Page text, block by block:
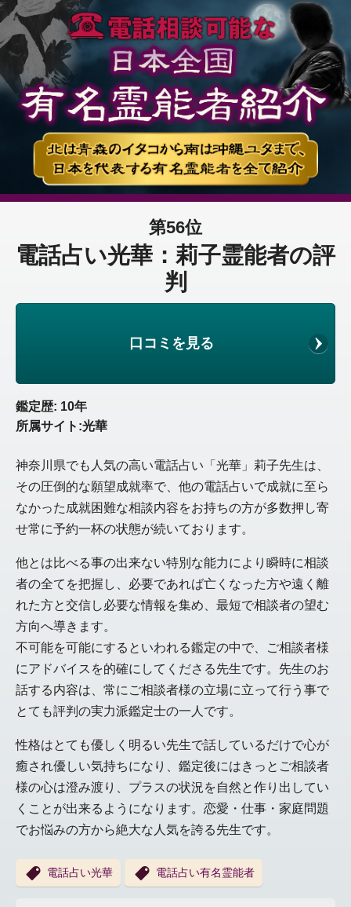
第56位
電話占い光華：莉子霊能者の評
判
口コミを見る
鑑定歴: 10年
所属サイト:光華
神奈川県でも人気の高い電話占い「光華」莉子先生は、
その圧倒的な願望成就率で、他の電話占いで成就に至ら
なかった成就困難な相談内容をお持ちの方が多数押し寄
せ常に予約一杯の状態が続いております。
他とは比べる事の出来ない特別な能力により瞬時に相談
者の全てを把握し、必要であれば亡くなった方や遠く離
れた方と交信し必要な情報を集め、最短で相談者の望む
方向へ導きます。
不可能を可能にするといわれる鑑定の中で、ご相談者様
にアドバイスを的確にしてくださる先生です。先生のお
話する内容は、常にご相談者様の立場に立って行う事で
とても評判の実力派鑑定士の一人です。
性格はとても優しく明るい先生で話しているだけで心が
癒され優しい気持ちになり、鑑定後にはきっとご相談者
様の心は澄み渡り、プラスの状況を自然と作り出してい
くことが出来るようになります。恋愛・仕事・家庭問題
でお悩みの方から絶大な人気を誇る先生です。
電話占い光華 電話占い有名霊能者